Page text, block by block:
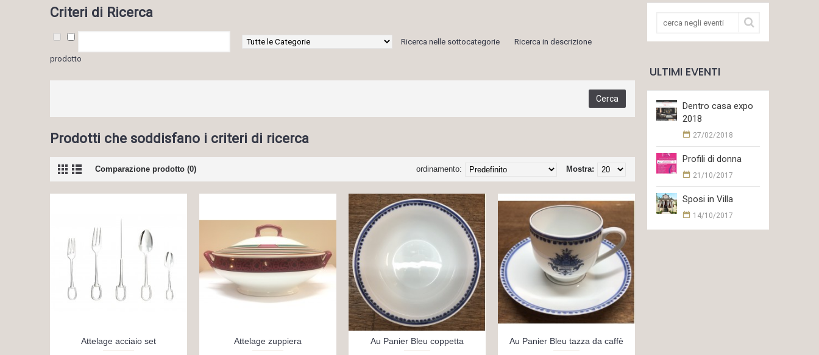
ULTIMI EVENTI
Dentro casa expo
2018
27/02/2018
Profili di donna
21/10/2017
Sposi in Villa
14/10/2017
Criteri di Ricerca
Ricerca nelle sottocategorie
Ricerca in descrizione
prodotto
Prodotti che soddisfano i criteri di ricerca
Comparazione prodotto (0) Mostra:
ordinamento:
Attelage acciaio set Attelage zuppiera Au Panier Bleu coppetta Au Panier Bleu tazza da caffè